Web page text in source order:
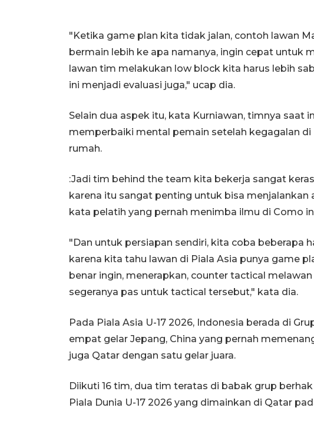
"Ketika game plan kita tidak jalan, contoh lawan
bermain lebih ke apa namanya, ingin cepat untuk
lawan tim melakukan low block kita harus lebih
ini menjadi evaluasi juga," ucap dia.
Selain dua aspek itu, kata Kurniawan, timnya saat
memperbaiki mental pemain setelah kegagalan di
rumah.
:Jadi tim behind the team kita bekerja sangat
karena itu sangat penting untuk bisa menjalankan
kata pelatih yang pernah menimba ilmu di Como
"Dan untuk persiapan sendiri, kita coba beberapa
karena kita tahu lawan di Piala Asia punya game
benar ingin, menerapkan, counter tactical
segeranya pas untuk tactical tersebut," kata dia.
Pada Piala Asia U-17 2026, Indonesia berada di
empat gelar Jepang, China yang pernah
juga Qatar dengan satu gelar juara.
Diikuti 16 tim, dua tim teratas di babak grup
Piala Dunia U-17 2026 yang dimainkan di Qatar